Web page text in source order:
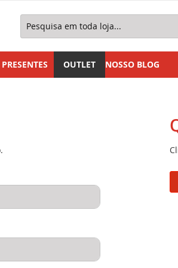
Pesquisa
PRESENTES OUTLET NOSSO BLOG